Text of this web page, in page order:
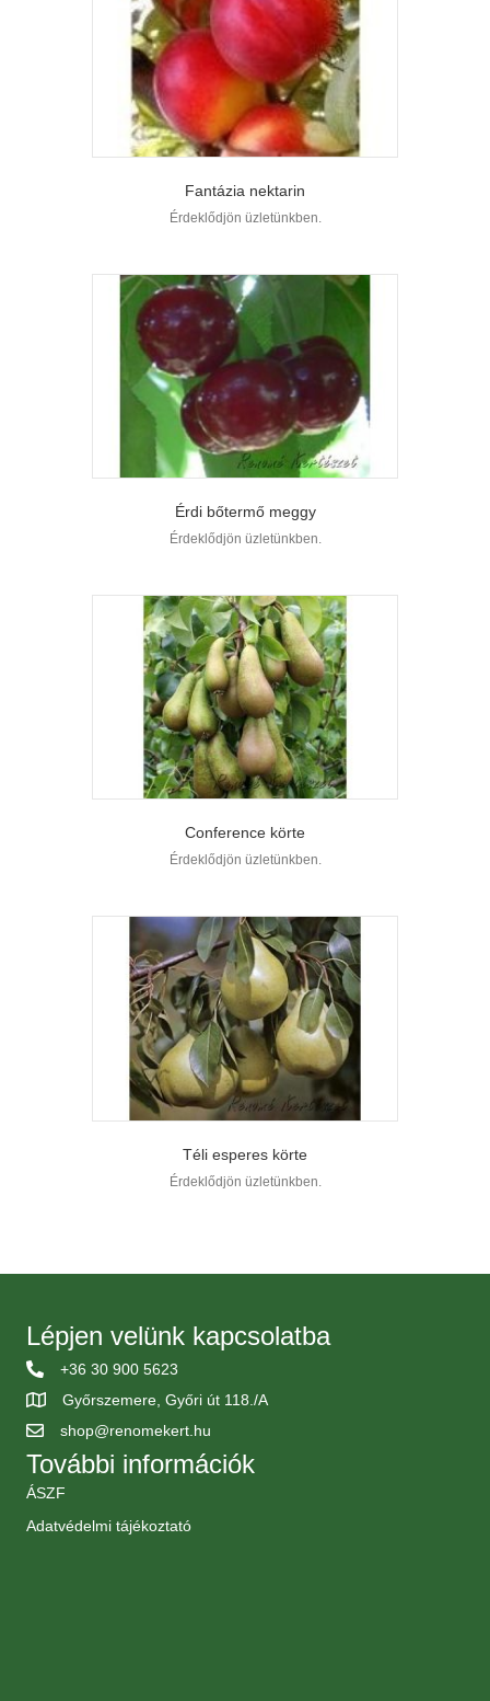
Fantázia nektarin
Érdeklődjön üzletünkben.
Érdi bőtermő meggy
Érdeklődjön üzletünkben.
Conference körte
Érdeklődjön üzletünkben.
Téli esperes körte
Érdeklődjön üzletünkben.
Lépjen velünk kapcsolatba
+36 30 900 5623
Győrszemere, Győri út 118./A
shop@renomekert.hu
További információk
ÁSZF
Adatvédelmi tájékoztató